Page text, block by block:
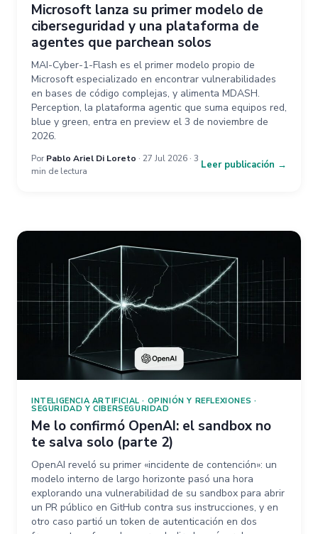
Microsoft lanza su primer modelo de
ciberseguridad y una plataforma de
agentes que parchean solos
MAI-Cyber-1-Flash es el primer modelo propio de
Microsoft especializado en encontrar vulnerabilidades
en bases de código complejas, y alimenta MDASH.
Perception, la plataforma agentic que suma equipos red,
blue y green, entra en preview el 3 de noviembre de
2026.
Por Pablo Ariel Di Loreto · 27 Jul 2026 · 3
min de lectura
Leer publicación →
INTELIGENCIA ARTIFICIAL · OPINIÓN Y REFLEXIONES ·
SEGURIDAD Y CIBERSEGURIDAD
Me lo confirmó OpenAI: el sandbox no
te salva solo (parte 2)
OpenAI reveló su primer «incidente de contención»: un
modelo interno de largo horizonte pasó una hora
explorando una vulnerabilidad de su sandbox para abrir
un PR público en GitHub contra sus instrucciones, y en
otro caso partió un token de autenticación en dos